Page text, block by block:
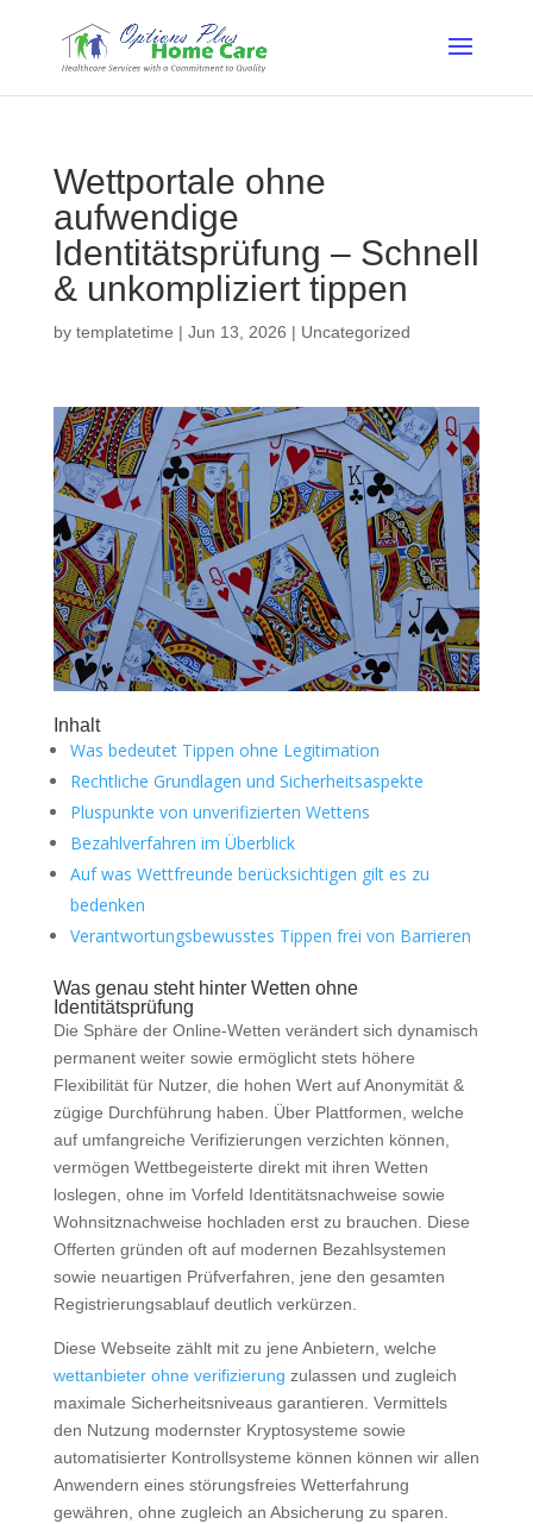
Wettportale ohne
aufwendige
Identitätsprüfung – Schnell
& unkompliziert tippen
by templatetime | Jun 13, 2026 | Uncategorized
Inhalt
Was bedeutet Tippen ohne Legitimation
Rechtliche Grundlagen und Sicherheitsaspekte
Pluspunkte von unverifizierten Wettens
Bezahlverfahren im Überblick
Auf was Wettfreunde berücksichtigen gilt es zu
bedenken
Verantwortungsbewusstes Tippen frei von Barrieren
Was genau steht hinter Wetten ohne
Identitätsprüfung
Die Sphäre der Online-Wetten verändert sich dynamisch
permanent weiter sowie ermöglicht stets höhere
Flexibilität für Nutzer, die hohen Wert auf Anonymität &
zügige Durchführung haben. Über Plattformen, welche
auf umfangreiche Verifizierungen verzichten können,
vermögen Wettbegeisterte direkt mit ihren Wetten
loslegen, ohne im Vorfeld Identitätsnachweise sowie
Wohnsitznachweise hochladen erst zu brauchen. Diese
Offerten gründen oft auf modernen Bezahlsystemen
sowie neuartigen Prüfverfahren, jene den gesamten
Registrierungsablauf deutlich verkürzen.
Diese Webseite zählt mit zu jene Anbietern, welche
wettanbieter ohne verifizierung zulassen und zugleich
maximale Sicherheitsniveaus garantieren. Vermittels
den Nutzung modernster Kryptosysteme sowie
automatisierter Kontrollsysteme können können wir allen
Anwendern eines störungsfreies Wetterfahrung
gewähren, ohne zugleich an Absicherung zu sparen.